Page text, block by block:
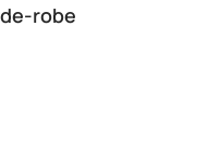
robe